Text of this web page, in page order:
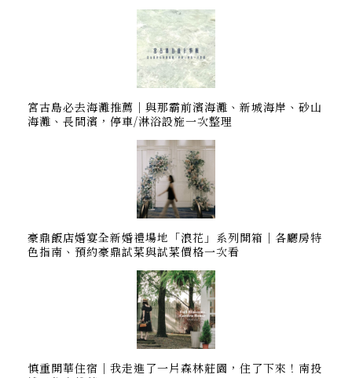
宮古島必去海灘推薦｜與那霸前濱海灘、新城海岸、砂山
海灘、長間濱，停車/淋浴設施一次整理
豪鼎飯店婚宴全新婚禮場地「浪花」系列開箱｜各廳房特
色指南、預約豪鼎試菜與試菜價格一次看
慎重開華住宿｜我走進了一片森林莊園，住了下來！南投